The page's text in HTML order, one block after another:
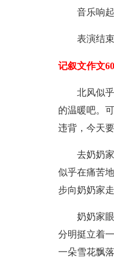
音乐响
表演结
记叙文作文
北风似
的温暖吧。
违背，今天要
去奶奶
似乎在痛苦
步向奶奶家走
奶奶家
分明挺立着
一朵雪花飘